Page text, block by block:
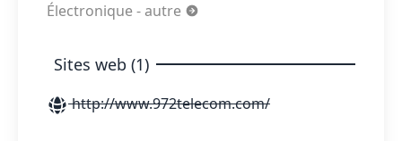
Électronique - autre
Sites web (1)
http://www.972telecom.com/